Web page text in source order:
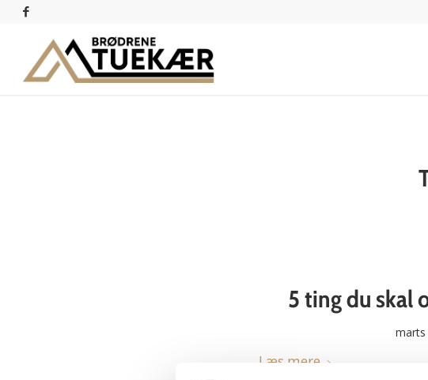
5 ting du skal
marts
Læs mere